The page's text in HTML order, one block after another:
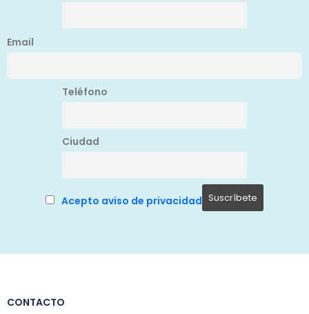
Email
Teléfono
Ciudad
Acepto aviso de privacidad
CONTACTO